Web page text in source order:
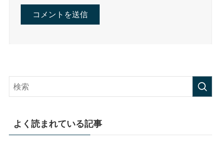
よく読まれている記事